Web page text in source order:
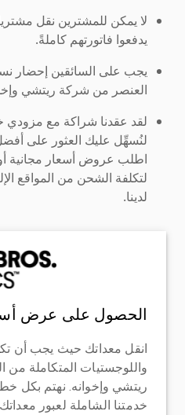
لا يمكن للمشترين نقل
يدفعوا فاتورتهم كاملةً.
يجب على السائقين إحضار
العنصر من شركة ريتشي
لقد عقدنا شراكة مع
لنُسهِّل عليك العثور على
اطلب عروض أسعار مجانية
لتكلفة الشحن من المواقع
لدينا.
الحصول على عرض
انقل معداتك حيث يجب أن
واللوجستيات المتكاملة من
ريتشي وإخوانه. نهتم بكل
خدمتنا الشاملة لعبور